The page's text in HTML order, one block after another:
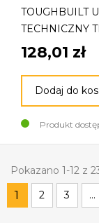
TOUGHBUILT
TECHNICZNY
128,01 zł
Dodaj do
Produkt
Pokazano 1-12 z
1 2 3 …